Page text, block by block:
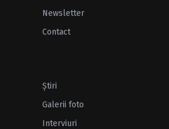
Newsletter
Contact
Ştiri
Galerii foto
Interviuri